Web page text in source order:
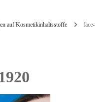
auf Kosmetikinhaltsstoffe
face-